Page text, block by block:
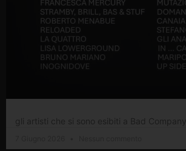
gli artisti che si sono esibiti a Bad Company